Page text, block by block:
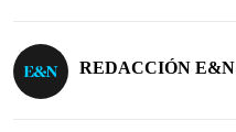
REDACCIÓN E&N